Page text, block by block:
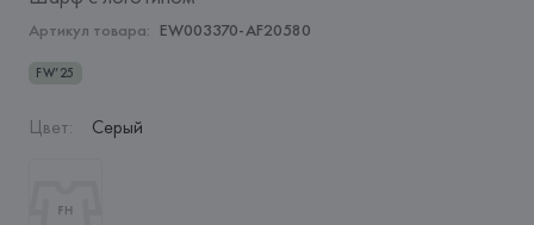
Артикул товара: EW003370-AF20580
FW’25
Цвет: Серый